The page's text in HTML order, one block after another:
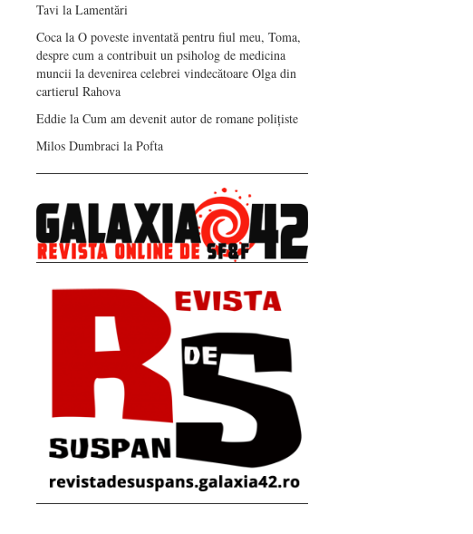
Tavi la Lamentări
Coca la O poveste inventată pentru fiul meu, Toma,
despre cum a contribuit un psiholog de medicina
muncii la devenirea celebrei vindecătoare Olga din
cartierul Rahova
Eddie la Cum am devenit autor de romane polițiste
Milos Dumbraci la Pofta